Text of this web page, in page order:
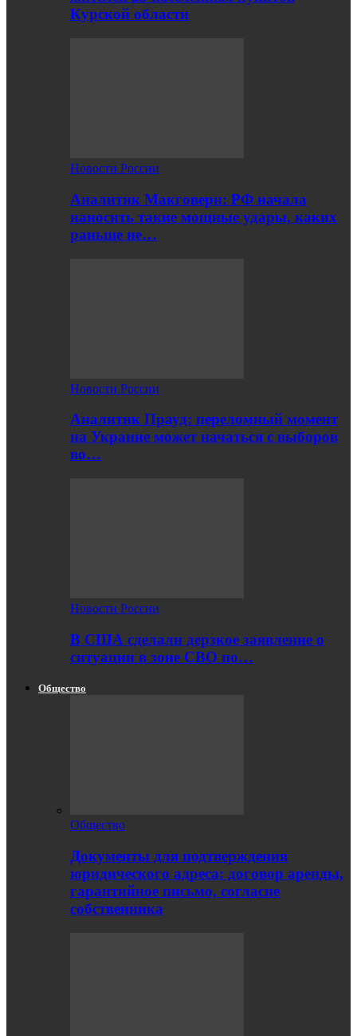
Курской области
Новости России
Аналитик Макговерн: РФ начала
наносить такие мощные удары, каких
раньше не…
Новости России
Аналитик Прауд: переломный момент
на Украине может начаться с выборов
во…
Новости России
В США сделали дерзкое заявление о
ситуации в зоне СВО по…
Общество
Общество
Документы для подтверждения
юридического адреса: договор аренды,
гарантийное письмо, согласие
собственника